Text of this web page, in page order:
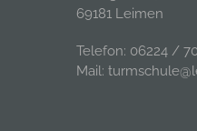
69181 Leimen
Telefon: 06224 /
Mail: